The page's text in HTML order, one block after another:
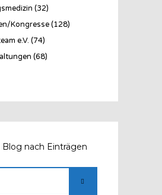
(32)
Kongresse(128)
e.V. (74)
(68)
nach Einträgen